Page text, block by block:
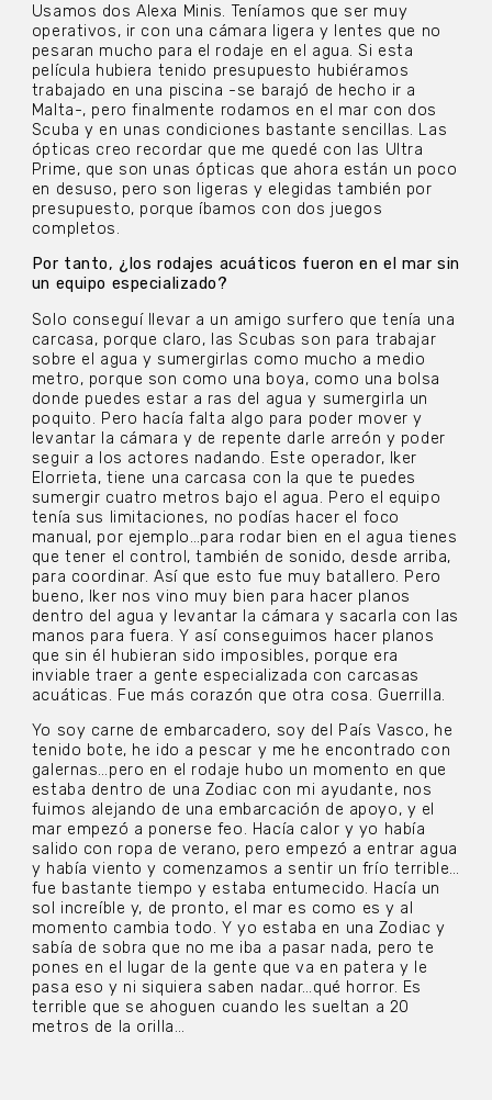
Usamos dos Alexa Minis. Teníamos que ser muy
operativos, ir con una cámara ligera y lentes que no
pesaran mucho para el rodaje en el agua. Si esta
película hubiera tenido presupuesto hubiéramos
trabajado en una piscina -se barajó de hecho ir a
Malta-, pero finalmente rodamos en el mar con dos
Scuba y en unas condiciones bastante sencillas. Las
ópticas creo recordar que me quedé con las Ultra
Prime, que son unas ópticas que ahora están un poco
en desuso, pero son ligeras y elegidas también por
presupuesto, porque íbamos con dos juegos
completos.
Por tanto, ¿los rodajes acuáticos fueron en el mar sin
un equipo especializado?
Solo conseguí llevar a un amigo surfero que tenía una
carcasa, porque claro, las Scubas son para trabajar
sobre el agua y sumergirlas como mucho a medio
metro, porque son como una boya, como una bolsa
donde puedes estar a ras del agua y sumergirla un
poquito. Pero hacía falta algo para poder mover y
levantar la cámara y de repente darle arreón y poder
seguir a los actores nadando. Este operador, Iker
Elorrieta, tiene una carcasa con la que te puedes
sumergir cuatro metros bajo el agua. Pero el equipo
tenía sus limitaciones, no podías hacer el foco
manual, por ejemplo…para rodar bien en el agua tienes
que tener el control, también de sonido, desde arriba,
para coordinar. Así que esto fue muy batallero. Pero
bueno, Iker nos vino muy bien para hacer planos
dentro del agua y levantar la cámara y sacarla con las
manos para fuera. Y así conseguimos hacer planos
que sin él hubieran sido imposibles, porque era
inviable traer a gente especializada con carcasas
acuáticas. Fue más corazón que otra cosa. Guerrilla.
Yo soy carne de embarcadero, soy del País Vasco, he
tenido bote, he ido a pescar y me he encontrado con
galernas…pero en el rodaje hubo un momento en que
estaba dentro de una Zodiac con mi ayudante, nos
fuimos alejando de una embarcación de apoyo, y el
mar empezó a ponerse feo. Hacía calor y yo había
salido con ropa de verano, pero empezó a entrar agua
y había viento y comenzamos a sentir un frío terrible…
fue bastante tiempo y estaba entumecido. Hacía un
sol increíble y, de pronto, el mar es como es y al
momento cambia todo. Y yo estaba en una Zodiac y
sabía de sobra que no me iba a pasar nada, pero te
pones en el lugar de la gente que va en patera y le
pasa eso y ni siquiera saben nadar…qué horror. Es
terrible que se ahoguen cuando les sueltan a 20
metros de la orilla…